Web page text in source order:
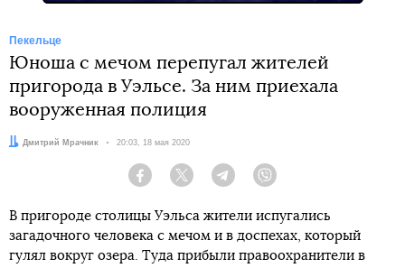
Пекельце
Юноша с мечом перепугал жителей
пригорода в Уэльсе. За ним приехала
вооруженная полиция
Автор:
Дмитрий Мрачник Дата:
20:03, 18 мая 2020
Facebook Twitter Telegram
В пригороде столицы Уэльса жители испугались
загадочного человека с мечом и в доспехах, который
гулял вокруг озера. Туда прибыли правоохранители в